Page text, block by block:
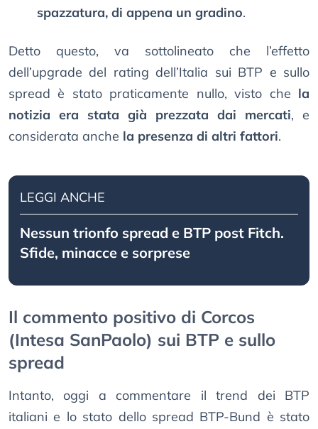
spazzatura, di appena un gradino.
Detto questo, va sottolineato che l’effetto
dell’upgrade del rating dell’Italia sui BTP e sullo
spread è stato praticamente nullo, visto che la
notizia era stata già prezzata dai mercati, e
considerata anche la presenza di altri fattori.
LEGGI ANCHE
Nessun trionfo spread e BTP post Fitch.
Sfide, minacce e sorprese
Il commento positivo di Corcos
(Intesa SanPaolo) sui BTP e sullo
spread
Intanto, oggi a commentare il trend dei BTP
italiani e lo stato dello spread BTP-Bund è stato